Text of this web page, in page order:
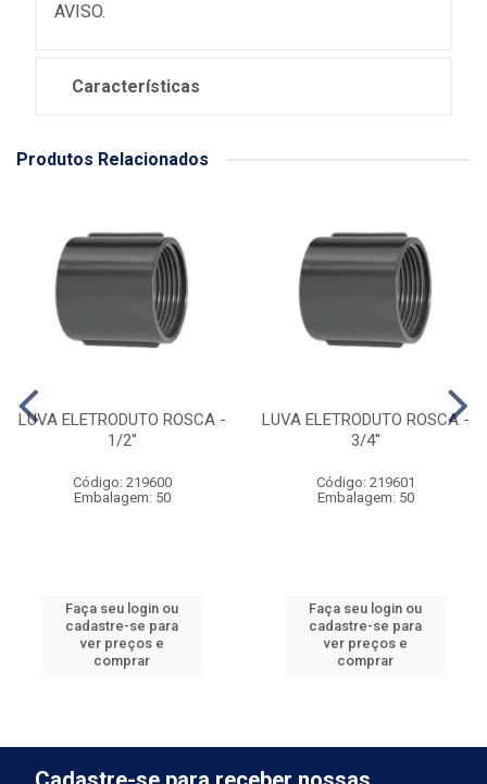
AVISO.
Características
Produtos Relacionados
LUVA ELETRODUTO ROSCA -
1/2''
Código: 219600
Embalagem: 50
Faça seu login ou
cadastre-se para
ver preços e
comprar
LUVA ELETRODUTO ROSCA -
3/4''
Código: 219601
Embalagem: 50
Faça seu login ou
cadastre-se para
ver preços e
comprar